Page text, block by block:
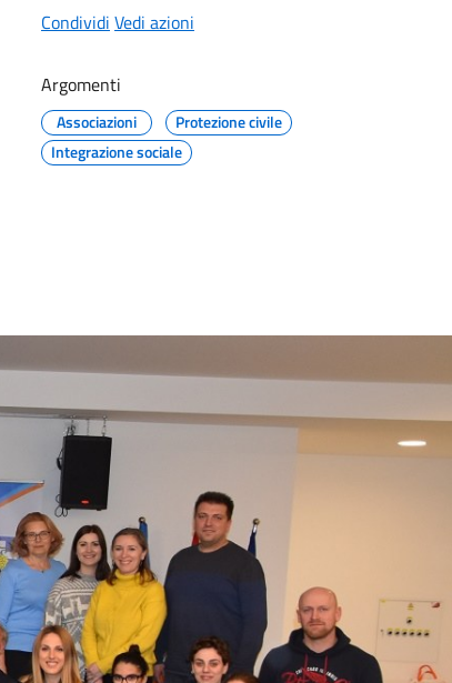
Condividi Vedi azioni
Argomenti
Associazioni
Protezione civile
Integrazione sociale